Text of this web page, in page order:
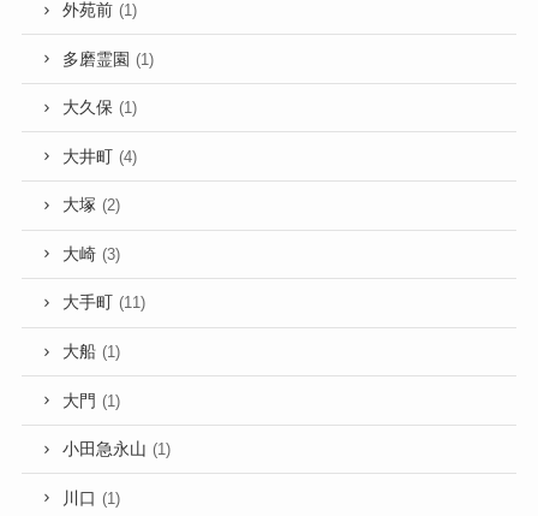
外苑前 (1)
多磨霊園 (1)
大久保 (1)
大井町 (4)
大塚 (2)
大崎 (3)
大手町 (11)
大船 (1)
大門 (1)
小田急永山 (1)
川口 (1)